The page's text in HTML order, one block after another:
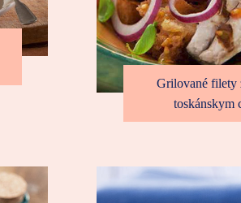
Grilované filety
toskánskym